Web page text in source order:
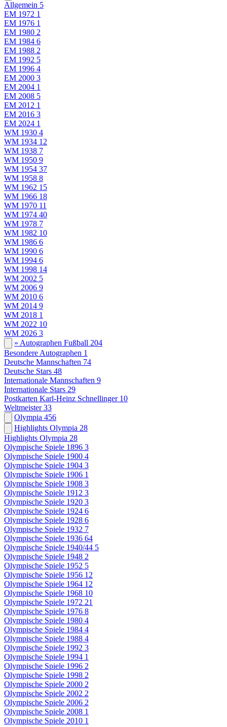
Allgemein 5
EM 1972 1
EM 1976 1
EM 1980 2
EM 1984 6
EM 1988 2
EM 1992 5
EM 1996 4
EM 2000 3
EM 2004 1
EM 2008 5
EM 2012 1
EM 2016 3
EM 2024 1
WM 1930 4
WM 1934 12
WM 1938 7
WM 1950 9
WM 1954 37
WM 1958 8
WM 1962 15
WM 1966 18
WM 1970 11
WM 1974 40
WM 1978 7
WM 1982 10
WM 1986 6
WM 1990 6
WM 1994 6
WM 1998 14
WM 2002 5
WM 2006 9
WM 2010 6
WM 2014 9
WM 2018 1
WM 2022 10
WM 2026 3
» Autographen Fußball 204
Besondere Autographen 1
Deutsche Mannschaften 74
Deutsche Stars 48
Internationale Mannschaften 9
Internationale Stars 29
Postkarten Karl-Heinz Schnellinger 10
Weltmeister 33
Olympia 456
Highlights Olympia 28
Highlights Olympia 28
Olympische Spiele 1896 3
Olympische Spiele 1900 4
Olympische Spiele 1904 3
Olympische Spiele 1906 1
Olympische Spiele 1908 3
Olympische Spiele 1912 3
Olympische Spiele 1920 3
Olympische Spiele 1924 6
Olympische Spiele 1928 6
Olympische Spiele 1932 7
Olympische Spiele 1936 64
Olympische Spiele 1940/44 5
Olympische Spiele 1948 2
Olympische Spiele 1952 5
Olympische Spiele 1956 12
Olympische Spiele 1964 12
Olympische Spiele 1968 10
Olympische Spiele 1972 21
Olympische Spiele 1976 8
Olympische Spiele 1980 4
Olympische Spiele 1984 4
Olympische Spiele 1988 4
Olympische Spiele 1992 3
Olympische Spiele 1994 1
Olympische Spiele 1996 2
Olympische Spiele 1998 2
Olympische Spiele 2000 2
Olympische Spiele 2002 2
Olympische Spiele 2006 2
Olympische Spiele 2008 1
Olympische Spiele 2010 1